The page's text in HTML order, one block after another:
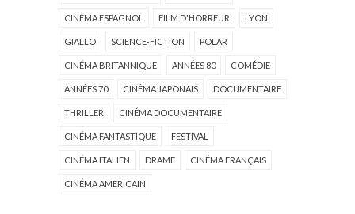
CINÉMA ESPAGNOL FILM D'HORREUR LYON
GIALLO SCIENCE-FICTION POLAR
CINÉMA BRITANNIQUE ANNÉES 80 COMÉDIE
ANNÉES 70 CINÉMA JAPONAIS DOCUMENTAIRE
THRILLER CINÉMA DOCUMENTAIRE
CINÉMA FANTASTIQUE FESTIVAL
CINÉMA ITALIEN DRAME CINÉMA FRANÇAIS
CINÉMA AMERICAIN